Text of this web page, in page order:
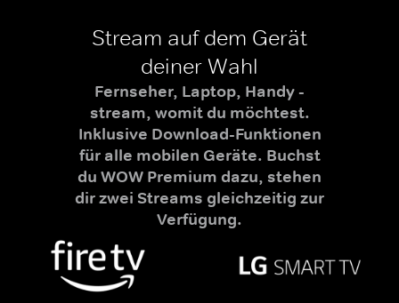
Stream auf dem Gerät
deiner Wahl
Fernseher, Laptop, Handy -
stream, womit du möchtest.
Inklusive Download-Funktionen
für alle mobilen Geräte. Buchst
du WOW Premium dazu, stehen
dir zwei Streams gleichzeitig zur
Verfügung.